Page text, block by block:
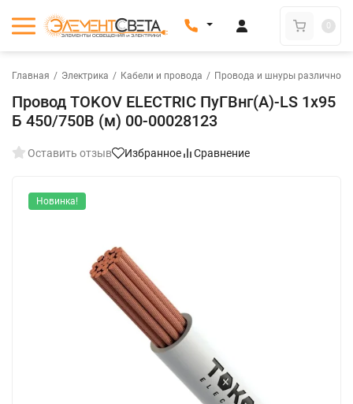
0
Главная / Электрика / Кабели и провода / Провода и шнуры различного
Провод TOKOV ELECTRIC ПуГВнг(А)-LS 1х95
Б 450/750В (м) 00-00028123
Оставить отзыв Избранное Сравнение
Новинка!